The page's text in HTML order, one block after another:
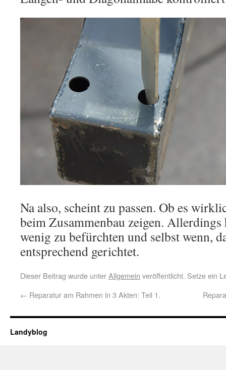
Na also, scheint zu passen. Ob es
beim Zusammenbau zeigen. Allerdings
wenig zu befürchten und selbst wenn,
entsprechend gerichtet.
Dieser Beitrag wurde unterAllgemein veröffentlicht. Setze ein
← Reparatur am Rahmen in 3 Akten: Teil 1.
Landyblog